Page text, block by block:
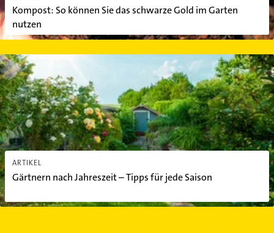
Kompost: So können Sie das schwarze Gold im Garten
nutzen
ARTIKEL
Gärtnern nach Jahreszeit – Tipps für jede Saison
Gärtnern nach Jahreszeit – Tipps für jede Saison